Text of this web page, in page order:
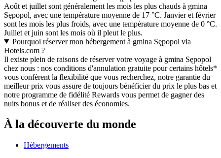
Août et juillet sont généralement les mois les plus chauds à gmina
Sępopol, avec une température moyenne de 17 °C. Janvier et février
sont les mois les plus froids, avec une température moyenne de 0 °C.
Juillet et juin sont les mois où il pleut le plus.
Pourquoi réserver mon hébergement à gmina Sępopol via
Hotels.com ?
Il existe plein de raisons de réserver votre voyage à gmina Sępopol
chez nous : nos conditions d'annulation gratuite pour certains hôtels*
vous confèrent la flexibilité que vous recherchez, notre garantie du
meilleur prix vous assure de toujours bénéficier du prix le plus bas et
notre programme de fidélité Rewards vous permet de gagner des
nuits bonus et de réaliser des économies.
À la découverte du monde
Hébergements